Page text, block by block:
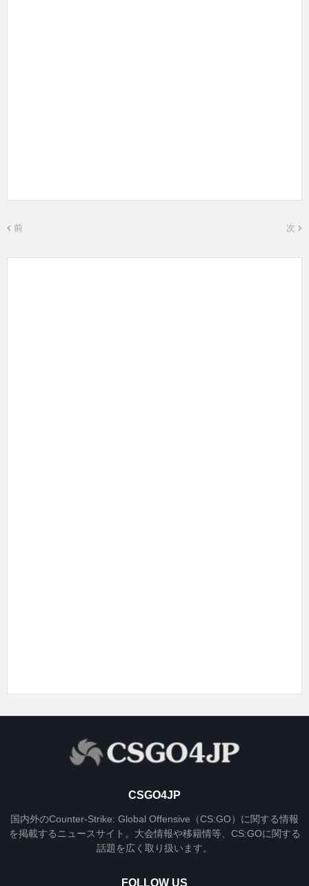
前 次
CSGO4JP
国内外のCounter-Strike: Global Offensive（CS:GO）に関する情報
を掲載するニュースサイト。大会情報や移籍情等、CS:GOに関する
話題を広く取り扱います。
FOLLOW US